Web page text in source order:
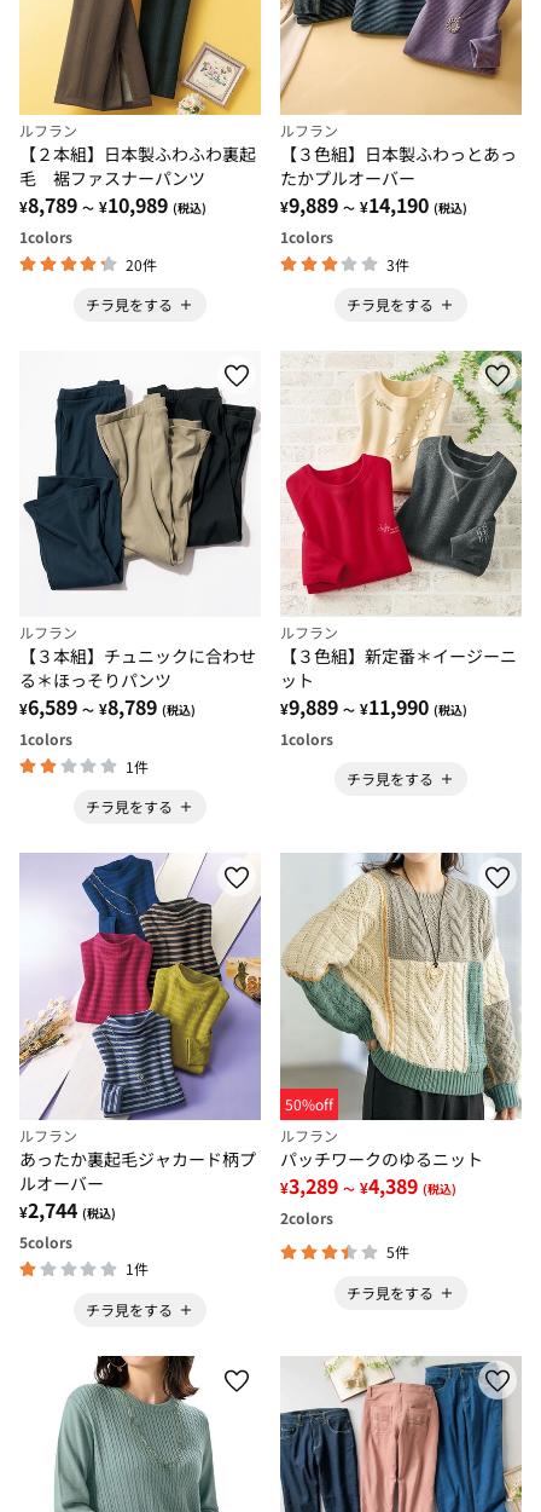
ルフラン
【２本組】日本製ふわふわ裏起
毛 裾ファスナーパンツ
¥8,789 ～ ¥10,989 (税込)
1colors
20件
チラ見をする
ルフラン
【３色組】日本製ふわっとあっ
たかプルオーバー
¥9,889 ～ ¥14,190 (税込)
1colors
3件
チラ見をする
ルフラン
【３本組】チュニックに合わせ
る＊ほっそりパンツ
¥6,589 ～ ¥8,789 (税込)
1colors
1件
チラ見をする
ルフラン
【３色組】新定番＊イージーニ
ット
¥9,889 ～ ¥11,990 (税込)
1colors
チラ見をする
ルフラン
あったか裏起毛ジャカード柄プ
ルオーバー
¥2,744 (税込)
5colors
1件
チラ見をする
50%off
ルフラン
パッチワークのゆるニット
¥3,289 ～ ¥4,389 (税込)
2colors
5件
チラ見をする